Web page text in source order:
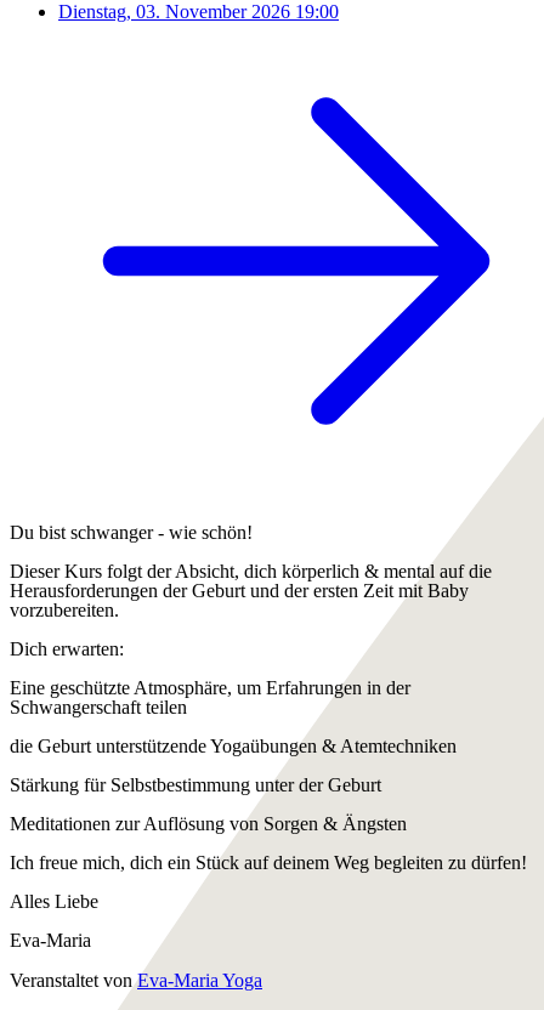
Dienstag, 03. November 2026 19:00
Du bist schwanger - wie schön!
Dieser Kurs folgt der Absicht, dich körperlich & mental auf die
Herausforderungen der Geburt und der ersten Zeit mit Baby
vorzubereiten.
Dich erwarten:
Eine geschützte Atmosphäre, um Erfahrungen in der
Schwangerschaft teilen
die Geburt unterstützende Yogaübungen & Atemtechniken
Stärkung für Selbstbestimmung unter der Geburt
Meditationen zur Auflösung von Sorgen & Ängsten
Ich freue mich, dich ein Stück auf deinem Weg begleiten zu dürfen!
Alles Liebe
Eva-Maria
Veranstaltet vonEva-Maria Yoga